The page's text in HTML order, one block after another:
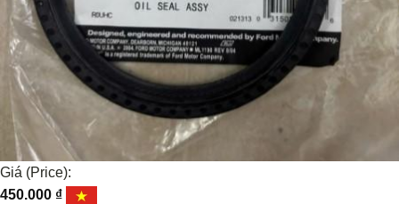
Giá (Price):
450.000 ₫